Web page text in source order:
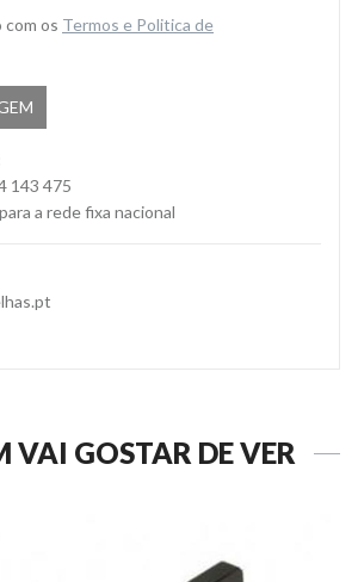
com os Termos e Politica de
143 475
a rede fixa nacional
VAI GOSTAR DE VER